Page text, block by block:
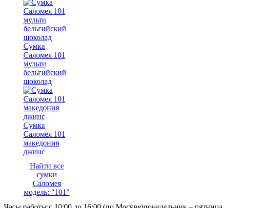
Сумка
Саломея 101
мульти
бельгийский
шоколад
Сумка
Саломея 101
македония
джинс
Найти все
сумки
Саломея
модель: "101"